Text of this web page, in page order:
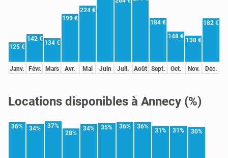
125 €
Janv.
142 €
Févr.
134 €
Mars
199 €
Avr.
224 €
Mai Juin Juil. Août
184 €
Sept.
148 €
Oct.
138 €
Nov.
182 €
Déc.
Locations disponibles à Annecy (%)
36% 34% 37%
28%
34% 35% 36% 36%
31% 31% 30%